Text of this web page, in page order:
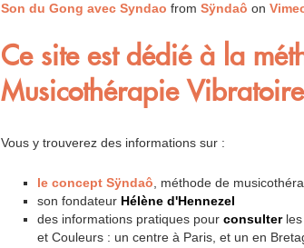
Son du Gong avec Syndao from Sÿndaô on
Ce site est dédié à la
Musicothérapie
Vous y trouverez des informations sur :
le concept Sÿndaô , méthode de
son fondateur Hélène d'Hennezel
des informations pratiques pour consulter les
et Couleurs : un centre à Paris, et un en